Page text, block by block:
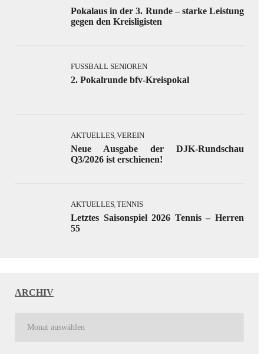
Pokalaus in der 3. Runde – starke Leistung
gegen den Kreisligisten
FUSSBALL SENIOREN
2. Pokalrunde bfv-Kreispokal
AKTUELLES, VEREIN
Neue Ausgabe der DJK-Rundschau
Q3/2026 ist erschienen!
AKTUELLES, TENNIS
Letztes Saisonspiel 2026 Tennis – Herren
55
ARCHIV